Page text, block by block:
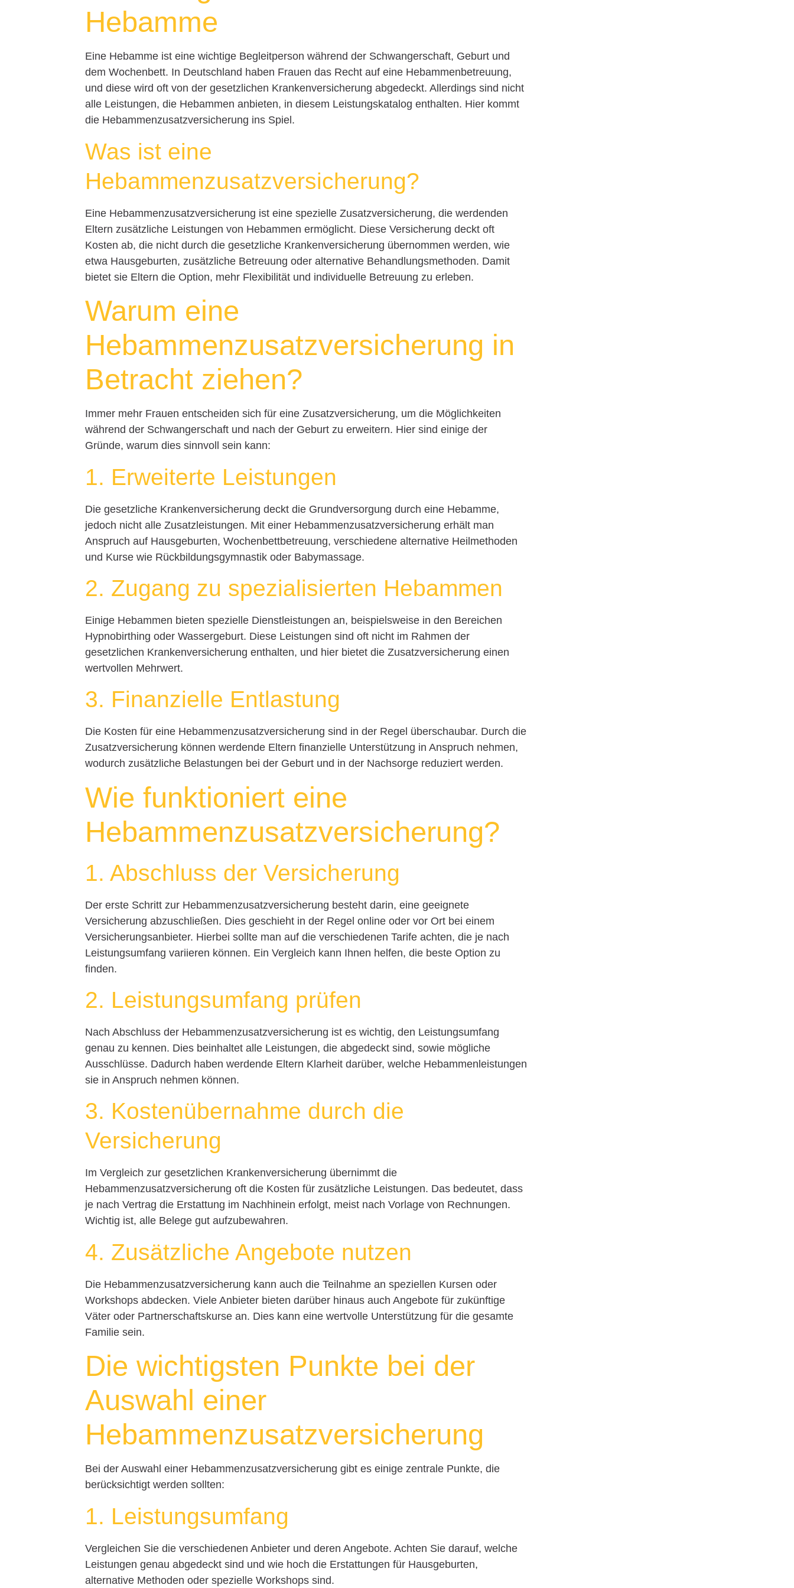
Hebamme
Eine Hebamme ist eine wichtige Begleitperson während der Schwangerschaft, Geburt und
dem Wochenbett. In Deutschland haben Frauen das Recht auf eine Hebammenbetreuung,
und diese wird oft von der gesetzlichen Krankenversicherung abgedeckt. Allerdings sind nicht
alle Leistungen, die Hebammen anbieten, in diesem Leistungskatalog enthalten. Hier kommt
die Hebammenzusatzversicherung ins Spiel.
Was ist eine
Hebammenzusatzversicherung?
Eine Hebammenzusatzversicherung ist eine spezielle Zusatzversicherung, die werdenden
Eltern zusätzliche Leistungen von Hebammen ermöglicht. Diese Versicherung deckt oft
Kosten ab, die nicht durch die gesetzliche Krankenversicherung übernommen werden, wie
etwa Hausgeburten, zusätzliche Betreuung oder alternative Behandlungsmethoden. Damit
bietet sie Eltern die Option, mehr Flexibilität und individuelle Betreuung zu erleben.
Warum eine
Hebammenzusatzversicherung in
Betracht ziehen?
Immer mehr Frauen entscheiden sich für eine Zusatzversicherung, um die Möglichkeiten
während der Schwangerschaft und nach der Geburt zu erweitern. Hier sind einige der
Gründe, warum dies sinnvoll sein kann:
1. Erweiterte Leistungen
Die gesetzliche Krankenversicherung deckt die Grundversorgung durch eine Hebamme,
jedoch nicht alle Zusatzleistungen. Mit einer Hebammenzusatzversicherung erhält man
Anspruch auf Hausgeburten, Wochenbettbetreuung, verschiedene alternative Heilmethoden
und Kurse wie Rückbildungsgymnastik oder Babymassage.
2. Zugang zu spezialisierten Hebammen
Einige Hebammen bieten spezielle Dienstleistungen an, beispielsweise in den Bereichen
Hypnobirthing oder Wassergeburt. Diese Leistungen sind oft nicht im Rahmen der
gesetzlichen Krankenversicherung enthalten, und hier bietet die Zusatzversicherung einen
wertvollen Mehrwert.
3. Finanzielle Entlastung
Die Kosten für eine Hebammenzusatzversicherung sind in der Regel überschaubar. Durch die
Zusatzversicherung können werdende Eltern finanzielle Unterstützung in Anspruch nehmen,
wodurch zusätzliche Belastungen bei der Geburt und in der Nachsorge reduziert werden.
Wie funktioniert eine
Hebammenzusatzversicherung?
1. Abschluss der Versicherung
Der erste Schritt zur Hebammenzusatzversicherung besteht darin, eine geeignete
Versicherung abzuschließen. Dies geschieht in der Regel online oder vor Ort bei einem
Versicherungsanbieter. Hierbei sollte man auf die verschiedenen Tarife achten, die je nach
Leistungsumfang variieren können. Ein Vergleich kann Ihnen helfen, die beste Option zu
finden.
2. Leistungsumfang prüfen
Nach Abschluss der Hebammenzusatzversicherung ist es wichtig, den Leistungsumfang
genau zu kennen. Dies beinhaltet alle Leistungen, die abgedeckt sind, sowie mögliche
Ausschlüsse. Dadurch haben werdende Eltern Klarheit darüber, welche Hebammenleistungen
sie in Anspruch nehmen können.
3. Kostenübernahme durch die
Versicherung
Im Vergleich zur gesetzlichen Krankenversicherung übernimmt die
Hebammenzusatzversicherung oft die Kosten für zusätzliche Leistungen. Das bedeutet, dass
je nach Vertrag die Erstattung im Nachhinein erfolgt, meist nach Vorlage von Rechnungen.
Wichtig ist, alle Belege gut aufzubewahren.
4. Zusätzliche Angebote nutzen
Die Hebammenzusatzversicherung kann auch die Teilnahme an speziellen Kursen oder
Workshops abdecken. Viele Anbieter bieten darüber hinaus auch Angebote für zukünftige
Väter oder Partnerschaftskurse an. Dies kann eine wertvolle Unterstützung für die gesamte
Familie sein.
Die wichtigsten Punkte bei der
Auswahl einer
Hebammenzusatzversicherung
Bei der Auswahl einer Hebammenzusatzversicherung gibt es einige zentrale Punkte, die
berücksichtigt werden sollten:
1. Leistungsumfang
Vergleichen Sie die verschiedenen Anbieter und deren Angebote. Achten Sie darauf, welche
Leistungen genau abgedeckt sind und wie hoch die Erstattungen für Hausgeburten,
alternative Methoden oder spezielle Workshops sind.